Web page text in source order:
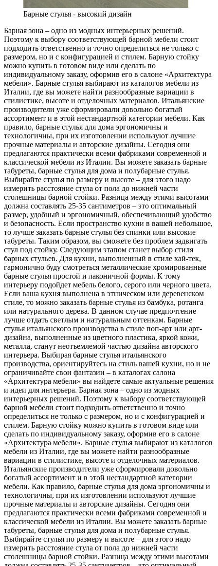
Барные стулья - высокий дизайн
Барная зона – одно из модных интерьерных решений. Поэтому к выбору соответствующей барной мебели стоит подходить ответственно и точно определиться не только с размером, но и с конфигурацией и стилем. Барную стойку можно купить в готовом виде или сделать по индивидуальному заказу, оформив его в салоне «Архитектура мебели». Барные стулья выбирают из каталогов мебели из Италии, где вы можете найти разнообразные вариации в стилистике, высоте и отделочных материалов. Итальянские производители уже сформировали довольно богатый ассортимент и в этой нестандартной категории мебели. Как правило, барные стулья для дома эргономичны и технологичны, при их изготовлении используют лучшие прочные материалы и авторские дизайны. Сегодня они предлагаются практически всеми фабриками современной и классической мебели из Италии. Вы можете заказать барные табуреты, барные стулья для дома и полубарные стулья. Выбирайте стулья по размеру и высоте – для этого надо измерить расстояние стула от пола до нижней части столешницы барной стойки. Разница между этими высотами должна составлять 25-35 сантиметров – это оптимальный размер, удобный и эргономичный, обеспечивающий удобство и безопасность. Если пространство кухни в вашей небольшое, то лучше заказать барные стулья без спинки или высокие табуреты. Таким образом, вы сможете без проблем задвигать стул под стойку. Следующим этапом станет выбор стиля барных стульев. Для кухни, выполненный в стиле хай-тек, гармонично буду смотреться металлические хромированные барные стулья простой и лаконичной формы. К тому интерьеру подойдет мебель белого, серого или черного цвета. Если ваша кухня выполнена в этническом или деревенском стиле, то можно заказать барные стулья из бамбука, ротанга или натурального дерева. В данном случае предпочтение лучше отдать светлым и натуральным оттенкам. Барные стулья итальянского производства в стиле поп-арт или арт-дизайна, выполненные из цветного пластика, яркой кожи, металла, станут неотъемлемой частью дизайна авторского интерьера. Выбирая барные стулья итальянского производства, ориентируйтесь на стиль вашей кухни, но и не ограничивайте свои фантазии – в каталогах салона «Архитектура мебели» вы найдете самые актуальные решения и идеи для интерьера. Барная зона – одно из модных интерьерных решений. Поэтому к выбору соответствующей барной мебели стоит подходить ответственно и точно определиться не только с размером, но и с конфигурацией и стилем. Барную стойку можно купить в готовом виде или сделать по индивидуальному заказу, оформив его в салоне «Архитектура мебели». Барные стулья выбирают из каталогов мебели из Италии, где вы можете найти разнообразные вариации в стилистике, высоте и отделочных материалов. Итальянские производители уже сформировали довольно богатый ассортимент и в этой нестандартной категории мебели. Как правило, барные стулья для дома эргономичны и технологичны, при их изготовлении используют лучшие прочные материалы и авторские дизайны. Сегодня они предлагаются практически всеми фабриками современной и классической мебели из Италии. Вы можете заказать барные табуреты, барные стулья для дома и полубарные стулья. Выбирайте стулья по размеру и высоте – для этого надо измерить расстояние стула от пола до нижней части столешницы барной стойки. Разница между этими высотами должна составлять 25-35 сантиметров – это оптимальный размер, удобный и эргономичный, обеспечивающий удобство и безопасность. Если пространство кухни в вашей небольшое, то лучше заказать барные стулья без спинки или высокие табуреты. Таким образом, вы сможете без проблем задвигать стул под стойку. Следующим этапом станет выбор стиля барных стульев. Для кухни, выполненный в стиле хай-тек, гармонично буду смотреться металлические хромированные барные стулья простой и лаконичной формы. К тому интерьеру подойдет мебель белого, серого или черного цвета. Если ваша кухня выполнена в этническом или деревенском стиле, то можно заказать барные стулья из бамбука, ротанга или натурального дерева. В данном случае предпочтение лучше отдать светлым и натуральным оттенкам. Барные стулья итальянского производства в стиле поп-арт или арт-дизайна, выполненные из цветного пластика, яркой кожи, металла, станут неотъемлемой частью дизайна авторского интерьера. Выбирая барные стулья итальянского производства, ориентируйтесь на стиль вашей кухни, но и не ограничивайте свои фантазии – в каталогах салона «Архитектура мебели» вы найдете самые актуальные решения и идеи для интерьера. Барная зона – одно из модных интерьерных решений. Поэтому к выбору соответствующей барной мебели стоит подходить ответственно и точно определиться не только с размером, но и с конфигурацией и стилем. Барную стойку можно купить в готовом виде или сделать по индивидуальному заказу, оформив его в салоне «Архитектура мебели». Барные стулья выбирают из каталогов мебели из Италии, где вы можете найти разнообразные вариации в стилистике, высоте и отделочных материалов. Итальянские производители уже сформировали довольно богатый ассортимент и в этой нестандартной категории мебели. Как правило, барные стулья для дома эргономичны и технологичны, при их изготовлении используют лучшие прочные материалы и авторские дизайны. Сегодня они предлагаются практически всеми фабриками современной и классической мебели из Италии. Вы можете заказать барные табуреты, барные стулья для дома и полубарные стулья. Выбирайте стулья по размеру и высоте – для этого надо измерить расстояние стула от пола до нижней части столешницы барной стойки. Разница между этими высотами должна составлять 25-35 сантиметров – это оптимальный размер, удобный и эргономичный, обеспечивающий удобство и безопасность. Если пространство кухни в вашей небольшое, то лучше заказать барные стулья без спинки или высокие табуреты. Таким образом, вы сможете без проблем задвигать стул под стойку. Следующим этапом станет выбор стиля барных стульев. Для кухни, выполненный в стиле хай-тек, гармонично буду смотреться металлические хромированные барные стулья простой и лаконичной формы. К тому интерьеру подойдет мебель белого, серого или черного цвета. Если ваша кухня выполнена в этническом или деревенском стиле, то можно заказать барные стулья из бамбука, ротанга или натурального дерева. В данном случае предпочтение лучше отдать светлым и натуральным оттенкам. Барные стулья итальянского производства в стиле поп-арт или арт-дизайна, выполненные из цветного пластика, яркой кожи, металла, станут неотъемлемой частью дизайна авторского интерьера. Выбирая барные стулья итальянского производства, ориентируйтесь на стиль вашей кухни, но и не ограничивайте свои фантазии – в каталогах салона «Архитектура мебели» вы найдете самые актуальные решения и идеи для интерьера. Барная зона – одно из модных интерьерных решений. Поэтому к выбору соответствующей барной мебели стоит подходить ответственно и точно определиться не только с размером, но и с конфигурацией и стилем. Барную стойку можно купить в готовом виде или сделать по индивидуальному заказу, оформив его в салоне «Архитектура мебели». Барные стулья выбирают из каталогов мебели из Италии, где вы можете найти разнообразные вариации в стилистике, высоте и отделочных материалов. Итальянские производители уже сформировали довольно богатый ассортимент и в этой нестандартной категории мебели. Как правило, барные стулья для дома эргономичны и технологичны, при их изготовлении используют лучшие прочные материалы и авторские дизайны. Сегодня они предлагаются практически всеми фабриками современной и классической мебели из Италии. Вы можете заказать барные табуреты, барные стулья для дома и полубарные стулья. Выбирайте стулья по размеру и высоте – для этого надо измерить расстояние стула от пола до нижней части столешницы барной стойки. Разница между этими высотами должна составлять 25-35 сантиметров – это оптимальный размер, удобный и эргономичный, обеспечивающий удобство и безопасность. Если пространство кухни в вашей небольшое, то лучше заказать барные стулья без спинки или высокие табуреты. Таким образом, вы сможете без проблем задвигать стул под стойку. Следующим этапом станет выбор стиля барных стульев. Для кухни, выполненный в стиле хай-тек, гармонично буду смотреться металлические хромированные барные стулья простой и лаконичной формы. К тому интерьеру подойдет мебель белого, серого или черного цвета. Если ваша кухня выполнена в этническом или деревенском стиле, то можно заказать барные стулья из бамбука, ротанга или натурального дерева. В данном случае предпочтение лучше отдать светлым и натуральным оттенкам. Барные стулья итальянского производства в стиле поп-арт или арт-дизайна, выполненные из цветного пластика, яркой кожи, металла, станут неотъемлемой частью дизайна авторского интерьера. Выбирая барные стулья итальянского производства, ориентируйтесь на стиль вашей кухни, но и не ограничивайте свои фантазии – в каталогах салона «Архитектура мебели» вы найдете самые актуальные решения и идеи для интерьера. Барная зона – одно из модных интерьерных решений. Поэтому к выбору соответствующей барной мебели стоит подходить ответственно и точно определиться не только с размером, но и с конфигурацией и стилем. Барную стойку можно купить в готовом виде или сделать по индивидуальному заказу, оформив его в салоне «Архитектура мебели». Барные стулья выбирают из каталогов мебели из Италии, где вы можете найти разнообразные вариации в стилистике, высоте и отделочных материалов. Итальянские производители уже сформировали довольно богатый ассортимент и в этой нестандартной категории мебели. Как правило, барные стулья для дома эргономичны и технологичны, при их изготовлении используют лучшие прочные материалы и авторские дизайны. Сегодня они предлагаются практически всеми фабриками современной и классической мебели из Италии. Вы можете заказать барные табуреты, барные стулья для дома и полубарные стулья. Выбирайте стулья по размеру и высоте – для этого надо измерить расстояние стула от пола до нижней части столешницы барной стойки. Разница